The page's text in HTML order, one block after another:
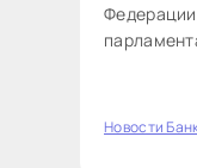
Новости